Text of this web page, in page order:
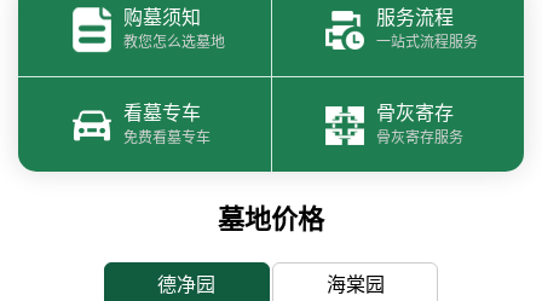
购墓须知
教您怎么选墓地
服务流程
一站式流程服务
看墓专车
免费看墓专车
骨灰寄存
骨灰寄存服务
墓地价格
德净园 海棠园